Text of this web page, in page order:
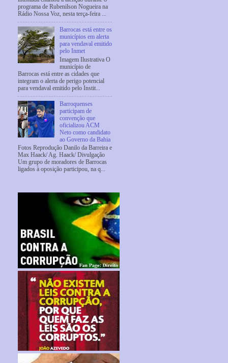
programa de Rubenilson Nogueira na
Rádio Nossa Voz, nesta terça-feira ...
Barrocas está entre os
municípios em alerta
para vendaval emitido
pelo Inmet
Imagem Ilustrativa O
município de
Barrocas está entre as cidades que
integram o alerta de perigo potencial
para vendaval emitido pelo Instit...
Barroquenses
participam de
convenção que
oficializou ACM
Neto como candidato
ao Governo da Bahia
Fotos Reprodução Danilo da Barreira e
Max Haack/ Ag. Haack/ Divulgação
Um grupo de moradores de Barrocas
ligados à oposição participou, na q...